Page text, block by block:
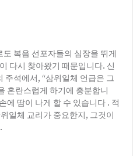
복음 선포자들의 심장을 뛰게
다시 찾아왔기 때문입니다. 신
주석에서, “삼위일체 언급은 그
혼란스럽게 하기에 충분합니
에 땀이 나게 할 수 있습니다 . 적
일체 교리가 중요한지, 그것이